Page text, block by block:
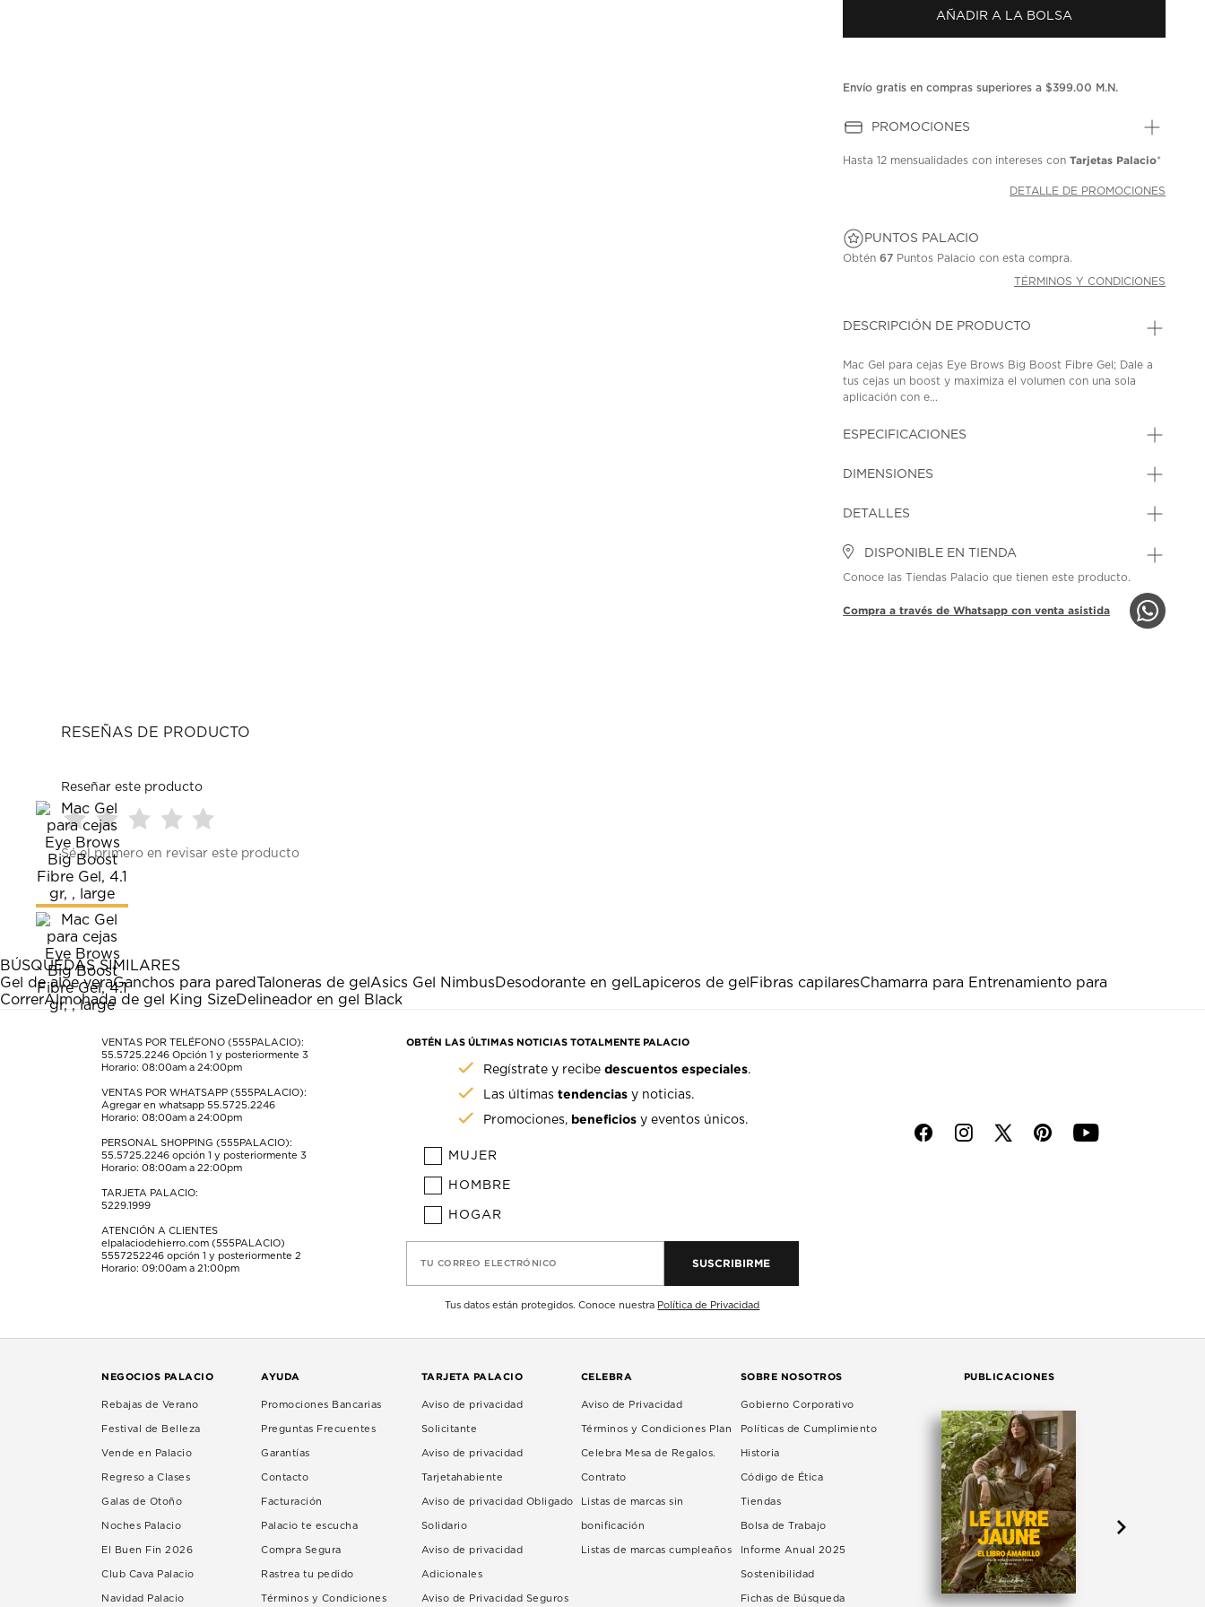
en
la
AÑADIR A LA BOLSA
Envío gratis en compras superiores a $399.00 M.N.
PROMOCIONES
Hasta12 mensualidades con intereses conTarjetas Palacio*
DETALLE DE PROMOCIONES
PUNTOS PALACIO
Obtén67 Puntos Palacio con esta compra.
TÉRMINOS Y CONDICIONES
DESCRIPCIÓN DE PRODUCTO
Mac Gel para cejas Eye Brows Big Boost Fibre Gel; Dale a
tus cejas un boost y maximiza el volumen con una sola
aplicación con e...
ESPECIFICACIONES
DIMENSIONES
DETALLES
DISPONIBLE EN TIENDA
Conoce las Tiendas Palacio que tienen este producto.
Compra a través de Whatsapp con venta asistida
RESEÑAS DE PRODUCTO
Reseñar este producto
Seleccionar
para
calificar
el
artículo
con
1
estrella
Esta
acción
abrirá
formulario
Seleccionar
para
calificar
el
artículo
con
2
estrellas.
Esta
acción
abrirá
formulario
de
para
calificar
artículo
estrellas.
Esta
acción
abrirá
formulario
de
para
estrellas.
Esta
acción
abrirá
formulario
de
para
acción
abrirá
formulario
de
envío.
Sé el primero en revisar este producto
BÚSQUEDAS SIMILARES
Gel de aloe veraGanchos para pared Taloneras de gel Asics Gel NimbusDesodorante en gel Lapiceros de gel Fibras capilaresChamarra para Entrenamiento para
CorrerAlmohada de gel King SizeDelineador en gel Black
VENTAS POR TELÉFONO (555PALACIO):
55.5725.2246 Opción 1 y posteriormente 3
Horario: 08:00am a 24:00pm
VENTAS POR WHATSAPP (555PALACIO):
Agregar en whatsapp 55.5725.2246
Horario: 08:00am a 24:00pm
PERSONAL SHOPPING (555PALACIO):
55.5725.2246 opción 1 y posteriormente 3
Horario: 08:00am a 22:00pm
TARJETA PALACIO:
5229.1999
ATENCIÓN A CLIENTES
elpalaciodehierro.com (555PALACIO)
5557252246 opción 1 y posteriormente 2
Horario: 09:00am a 21:00pm
OBTÉN LAS ÚLTIMAS NOTICIAS TOTALMENTE PALACIO
Regístrate y recibedescuentos especiales.
Las últimastendencias y noticias.
Promociones, beneficios y eventos únicos.
MUJER
HOMBRE
HOGAR
TU CORREO ELECTRÓNICO SUSCRIBIRME
Tus datos están protegidos. Conoce nuestra Política de Privacidad
f i p y
NEGOCIOS PALACIO
Rebajas de Verano
Festival de Belleza
Vende en Palacio
Regreso a Clases
Galas de Otoño
Noches Palacio
El Buen Fin 2026
Club Cava Palacio
Navidad Palacio
AYUDA
Promociones Bancarias
Preguntas Frecuentes
Garantías
Contacto
Facturación
Palacio te escucha
Compra Segura
Rastrea tu pedido
Términos y Condiciones
TARJETA PALACIO
Aviso de privacidad
Solicitante
Aviso de privacidad
Tarjetahabiente
Aviso de privacidad Obligado
Solidario
Aviso de privacidad
Adicionales
Aviso de Privacidad Seguros
CELEBRA
Aviso de Privacidad
Términos y Condiciones Plan
Celebra Mesa de Regalos.
Contrato
Listas de marcas sin
bonificación
Listas de marcas cumpleaños
SOBRE NOSOTROS
Gobierno Corporativo
Políticas de Cumplimiento
Historia
Código de Ética
Tiendas
Bolsa de Trabajo
Informe Anual 2025
Sostenibilidad
Fichas de Búsqueda
PUBLICACIONES